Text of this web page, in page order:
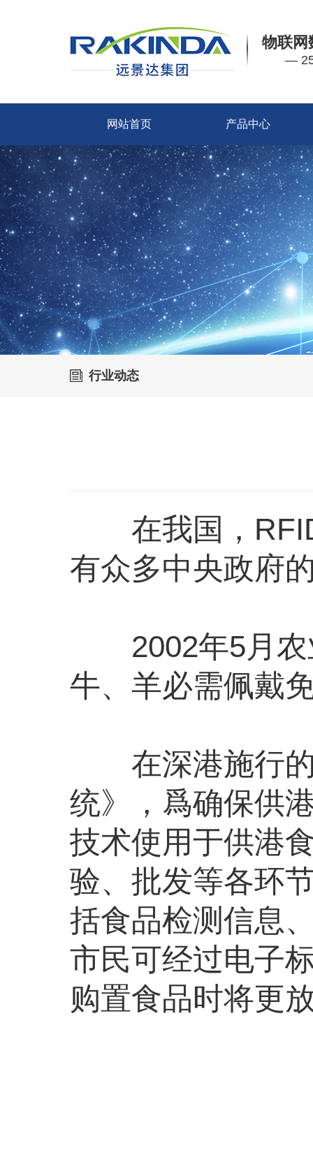
物联网
—
网站首页 产品中心
行业动态
在我国，RFID
有众多中央政府
2002年5月农
牛、羊必需佩戴
在深港施行的
统》，爲确保供
技术使用于供港
验、批发等各环
括食品检测信息
市民可经过电子
购置食品时将更